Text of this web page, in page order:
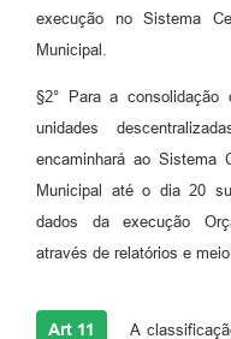
execução no Sistema
Municipal.
§2° Para a consolidação
unidades
encaminhará ao Sistema
Municipal até o dia 20
dados da execução
através de relatórios e
Art 11 A